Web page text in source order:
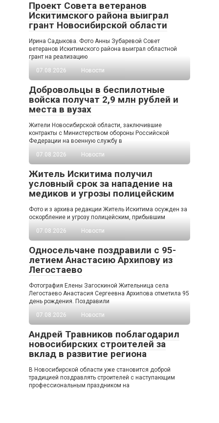
Проект Совета ветеранов
Искитимского района выиграл
грант Новосибирской области
Ирина Садыкова. Фото Анны Зубаревой Совет
ветеранов Искитимского района выиграл областной
грант на реализацию
07.08.2026
Новости
Добровольцы в беспилотные
войска получат 2,9 млн рублей и
места в вузах
Жители Новосибирской области, заключившие
контракты с Министерством обороны Российской
Федерации на военную службу в
07.08.2026
Новости
Житель Искитима получил
условный срок за нападение на
медиков и угрозы полицейским
Фото и з архива редакции Житель Искитима осужден за
оскорбление и угрозу полицейским, прибывшим
07.08.2026
Новости
Односельчане поздравили с 95-
летием Анастасию Архипову из
Легостаево
Фотография Елены Загоскиной Жительница села
Легостаево Анастасия Сергеевна Архипова отметила 95
день рождения. Поздравили
07.08.2026
Новости
Андрей Травников поблагодарил
новосибирских строителей за
вклад в развитие региона
В Новосибирской области уже становится доброй
традицией поздравлять строителей с наступающим
профессиональным праздником на